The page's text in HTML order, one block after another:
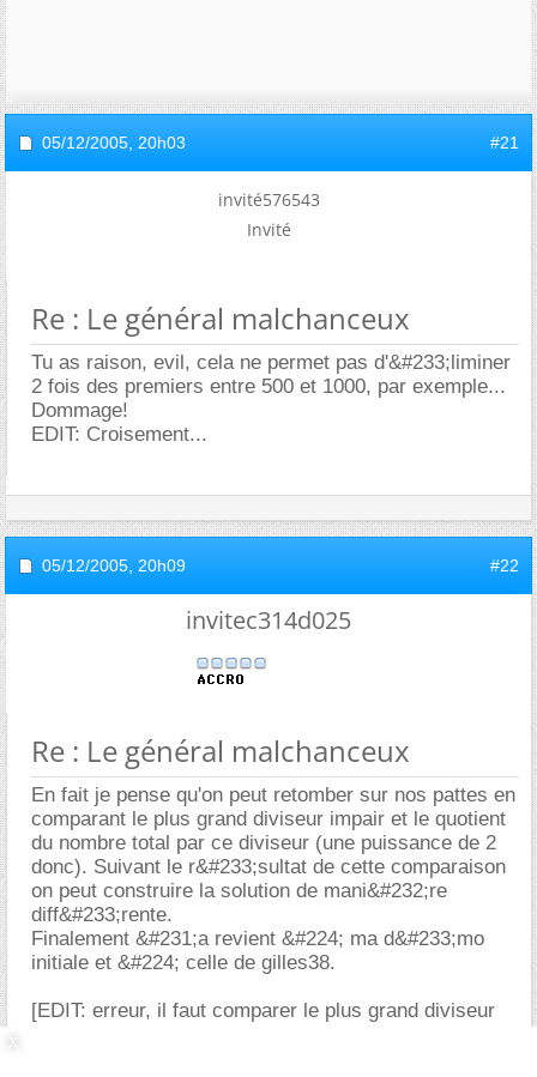
05/12/2005, 20h03 #21
invité576543
Invité
Re : Le général malchanceux
Tu as raison, evil, cela ne permet pas d'&#233;liminer
2 fois des premiers entre 500 et 1000, par exemple...
Dommage!
EDIT: Croisement...
05/12/2005, 20h09 #22
invitec314d025
Re : Le général malchanceux
En fait je pense qu'on peut retomber sur nos pattes en
comparant le plus grand diviseur impair et le quotient
du nombre total par ce diviseur (une puissance de 2
donc). Suivant le r&#233;sultat de cette comparaison
on peut construire la solution de mani&#232;re
diff&#233;rente.
Finalement &#231;a revient &#224; ma d&#233;mo
initiale et &#224; celle de gilles38.
[EDIT: erreur, il faut comparer le plus grand diviseur